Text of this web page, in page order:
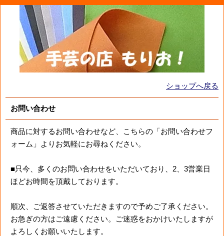
ショップへ戻る
お問い合わせ
商品に対するお問い合わせなど、こちらの「お問い合わせフ
ォーム」よりお気軽にお尋ねください。
■只今、多くのお問い合わせをいただいており、2、3営業日
ほどお時間を頂戴しております。
順次、ご返答させていただきますので予めご了承ください。
お急ぎの方はご遠慮ください。ご迷惑をおかけいたしますが
よろしくお願いいたします。